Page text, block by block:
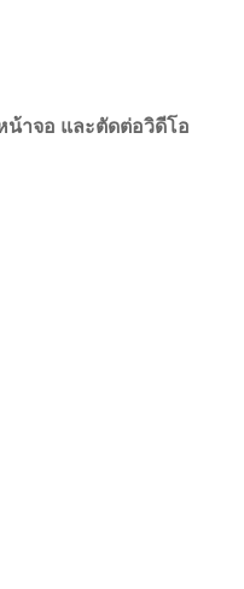
น้าจอ และตัดต่อวิดีโอ